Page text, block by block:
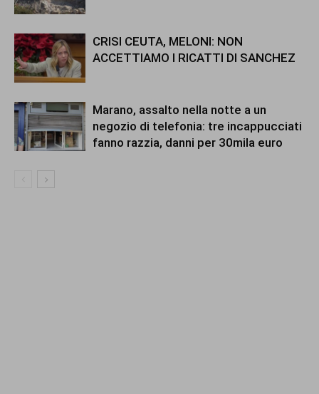
CRISI CEUTA, MELONI: NON
ACCETTIAMO I RICATTI DI SANCHEZ
Marano, assalto nella notte a un
negozio di telefonia: tre incappucciati
fanno razzia, danni per 30mila euro